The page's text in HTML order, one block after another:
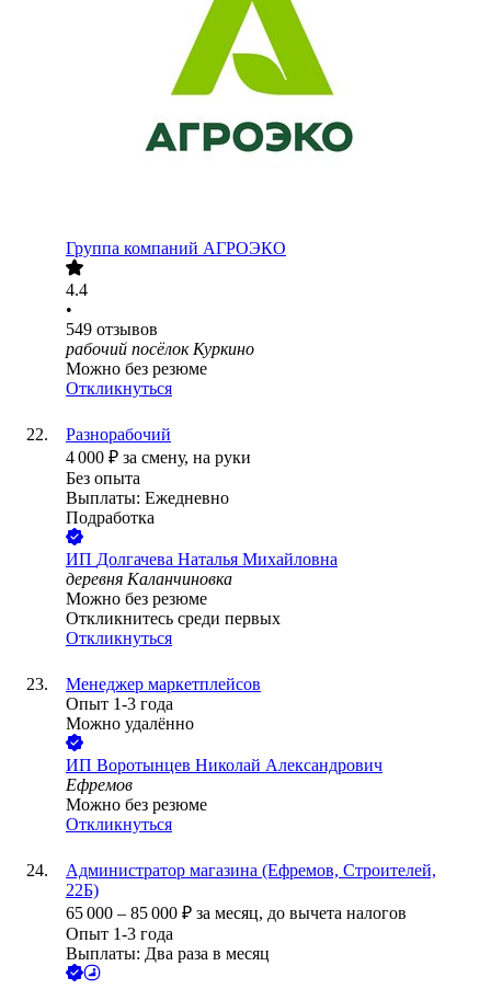
Группа компаний АГРОЭКО
4.4
•
549 отзывов
рабочий посёлок Куркино
Можно без резюме
Откликнуться
Разнорабочий
4 000 ₽ за смену, на руки
Без опыта
Выплаты: Ежедневно
Подработка
ИП Долгачева Наталья Михайловна
деревня Каланчиновка
Можно без резюме
Откликнитесь среди первых
Откликнуться
Менеджер маркетплейсов
Опыт 1-3 года
Можно удалённо
ИП Воротынцев Николай Александрович
Ефремов
Можно без резюме
Откликнуться
Администратор магазина (Ефремов, Строителей,
22Б)
65 000 – 85 000 ₽ за месяц, до вычета налогов
Опыт 1-3 года
Выплаты: Два раза в месяц